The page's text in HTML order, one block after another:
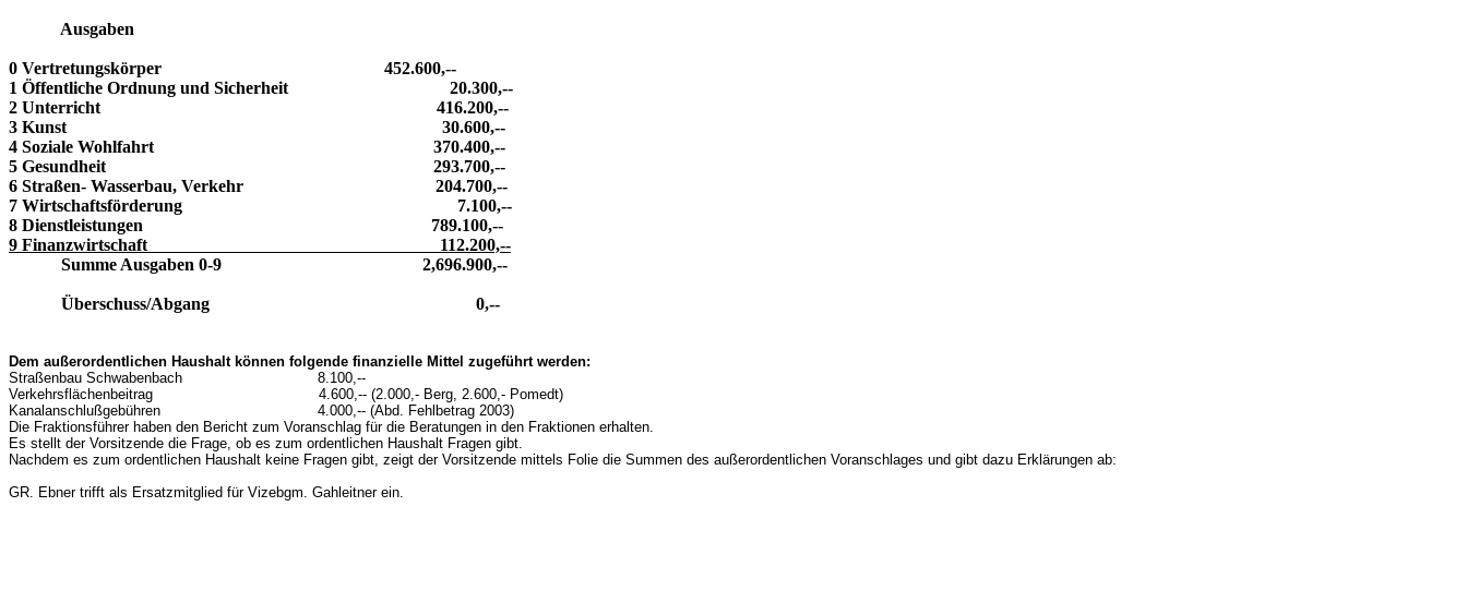
Ausgaben
0 Vertretungskörper 452.600,--
1 Öffentliche Ordnung und Sicherheit 20.300,--
2 Unterricht 416.200,--
3 Kunst 30.600,--
4 Soziale Wohlfahrt 370.400,--
5 Gesundheit 293.700,--
6 Straßen- Wasserbau, Verkehr 204.700,--
7 Wirtschaftsförderung 7.100,--
8 Dienstleistungen 789.100,--
9 Finanzwirtschaft 112.200,--
Summe Ausgaben 0-9 2,696.900,--
Überschuss/Abgang 0,--
Dem außerordentlichen Haushalt können folgende finanzielle Mittel zugeführt werden:
Straßenbau Schwabenbach 8.100,--
Verkehrsflächenbeitrag 4.600,-- (2.000,- Berg, 2.600,- Pomedt)
Kanalanschlußgebühren 4.000,-- (Abd. Fehlbetrag 2003)
Die Fraktionsführer haben den Bericht zum Voranschlag für die Beratungen in den Fraktionen erhalten.
Es stellt der Vorsitzende die Frage, ob es zum ordentlichen Haushalt Fragen gibt.
Nachdem es zum ordentlichen Haushalt keine Fragen gibt, zeigt der Vorsitzende mittels Folie die Summen des außerordentlichen Voranschlages und gibt dazu Erklärungen ab:
GR. Ebner trifft als Ersatzmitglied für Vizebgm. Gahleitner ein.